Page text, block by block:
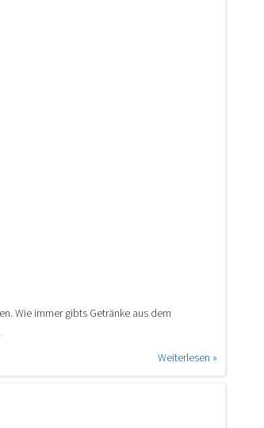
Wie immer gibts Getränke aus dem
Weiterlesen »